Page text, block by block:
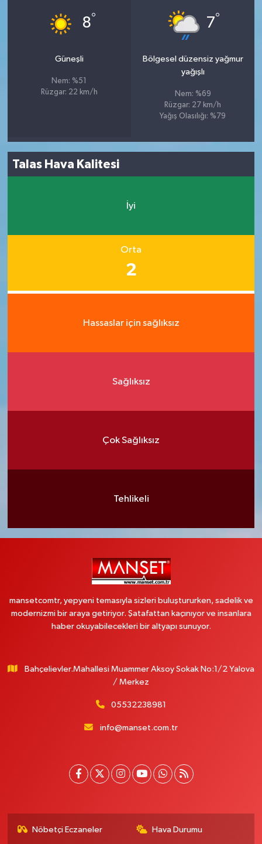
8°
Güneşli
Nem: %51
Rüzgar: 22 km/h
7°
Bölgesel düzensiz yağmur
yağışlı
Nem: %69
Rüzgar: 27 km/h
Yağış Olasılığı: %79
Talas Hava Kalitesi
İyi
Orta
2
Hassaslar için sağlıksız
Sağlıksız
Çok Sağlıksız
Tehlikeli
mansetcomtr, yepyeni temasıyla sizleri buluştururken, sadelik ve
modernizmi bir araya getiriyor. Şatafattan kaçınıyor ve insanlara
haber okuyabilecekleri bir altyapı sunuyor.
Bahçelievler.Mahallesi Muammer Aksoy Sokak No:1/2 Yalova
/ Merkez
05532238981
info@manset.com.tr
Nöbetçi Eczaneler Hava Durumu